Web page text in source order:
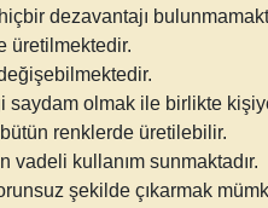
dezavantajı
üretilmektedir.
saydam olmak ile birlikte
renklerde üretilebilir.
vadeli kullanım sunmaktadır.
şekilde çıkarmak